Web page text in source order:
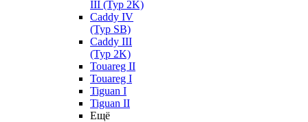
III (Typ 2K)
Caddy IV
(Typ SB)
Caddy III
(Typ 2K)
Touareg II
Touareg I
Tiguan I
Tiguan II
Ещё